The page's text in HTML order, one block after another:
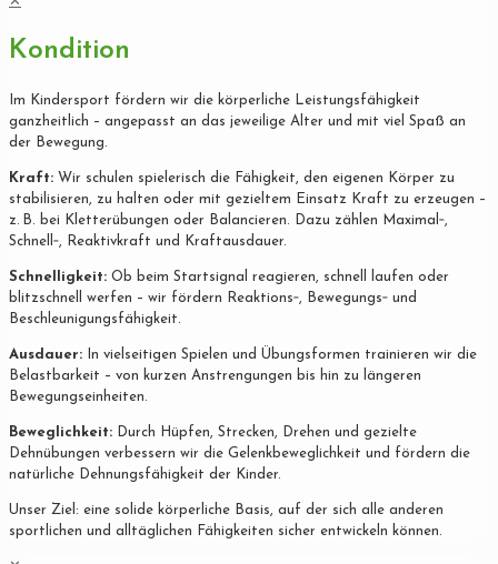
Kondition
Im Kindersport fördern wir die körperliche Leistungsfähigkeit
ganzheitlich – angepasst an das jeweilige Alter und mit viel Spaß an
der Bewegung.
Kraft: Wir schulen spielerisch die Fähigkeit, den eigenen Körper zu
stabilisieren, zu halten oder mit gezieltem Einsatz Kraft zu erzeugen –
z. B. bei Kletterübungen oder Balancieren. Dazu zählen Maximal‐,
Schnell‐, Reaktivkraft und Kraftausdauer.
Schnelligkeit: Ob beim Startsignal reagieren, schnell laufen oder
blitzschnell werfen – wir fördern Reaktions‐, Bewegungs‐ und
Beschleunigungsfähigkeit.
Ausdauer: In vielseitigen Spielen und Übungsformen trainieren wir die
Belastbarkeit – von kurzen Anstrengungen bis hin zu längeren
Bewegungseinheiten.
Beweglichkeit: Durch Hüpfen, Strecken, Drehen und gezielte
Dehnübungen verbessern wir die Gelenkbeweglichkeit und fördern die
natürliche Dehnungsfähigkeit der Kinder.
Unser Ziel: eine solide körperliche Basis, auf der sich alle anderen
sportlichen und alltäglichen Fähigkeiten sicher entwickeln können.